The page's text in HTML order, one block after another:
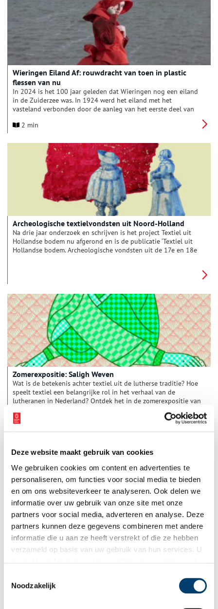
Deze website maakt gebruik van cookies
We gebruiken cookies om content en advertenties te
personaliseren, om functies voor social media te bieden
en om ons websiteverkeer te analyseren. Ook delen we
informatie over uw gebruik van onze site met onze
partners voor social media, adverteren en analyse. Deze
partners kunnen deze gegevens combineren met andere
informatie die u aan ze heeft verstrekt of die ze hebben
verzameld op basis van uw gebruik van hun services. U
Noodzakelijk
Wieringen Eiland Af: rouwdracht van toen in plastic
flessen van nu
In 2024 is het 100 jaar geleden dat Wieringen nog een eiland
in de Zuiderzee was. In 1924 werd het eiland met het
vasteland verbonden door de aanleg van het eerste deel van
van die ingrepen van toen te verbinden aan het heden. Wat
goed en veilig om met water?
2 min
Archeologische textielvondsten uit Noord-Holland
Na drie jaar onderzoek en schrijven is het project Textiel uit
Hollandse bodem nu afgerond en is de publicatie ‘Textiel uit
Hollandse bodem. Archeologische vondsten uit de 17e en 18e
damast in historische bronnen én enkele overgebleven
museumstukken.
Zomerexpositie: Saligh Weven
Wat is de betekenis achter textiel uit de lutherse traditie? Hoe
speelt textiel een belangrijke rol in het verhaal van de
lutheranen in Nederland? Ontdek het in de zomerexpositie van
Stof tot Nadenken: het uniform als laatste vesting
Uniformen van militairen spreken tot de verbeelding. Voor de
één zijn de tekenen van onderdrukking, voor de anderen
symbolen van de verdediging van vrijheden. En van alles